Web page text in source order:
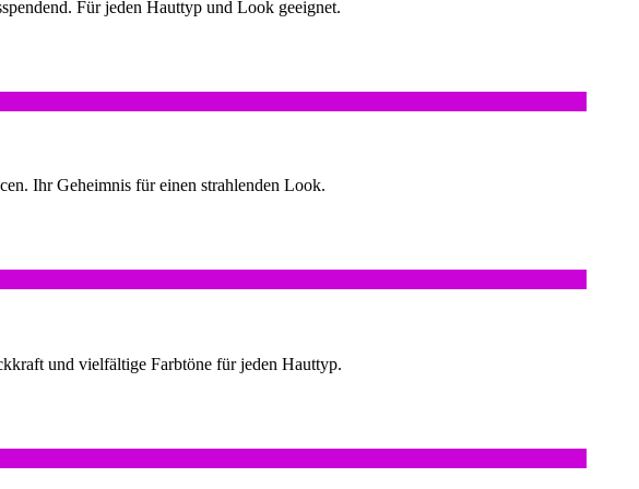
Für jeden Hauttyp und Look geeignet.
Ihr Geheimnis für einen strahlenden Look.
und vielfältige Farbtöne für jeden Hauttyp.